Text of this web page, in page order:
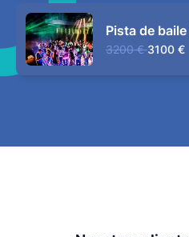
Pista de baile
3200 € 3100 €